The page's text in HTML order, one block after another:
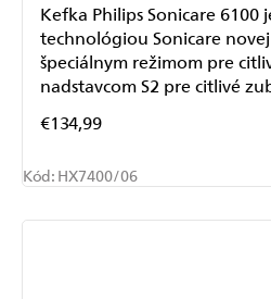
€134,99
Kefka Philips Sonicare 6100
technológiou Sonicare
špeciálnym režimom pre
nadstavcom S2 pre citlivé
Kód: HX7400/06